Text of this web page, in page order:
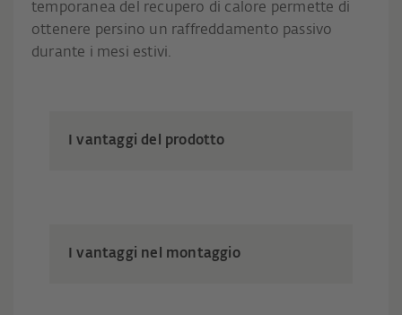
temporanea del recupero di calore permette di
ottenere persino un raffreddamento passivo
durante i mesi estivi.
I vantaggi del prodotto
I vantaggi nel montaggio